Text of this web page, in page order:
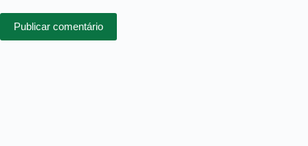
Publicar comentário